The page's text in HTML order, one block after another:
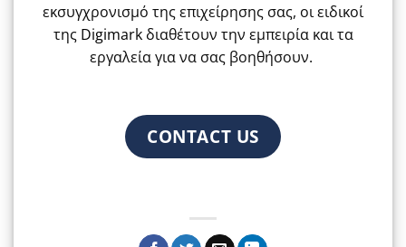
εκσυγχρονισμό της επιχείρησης σας, οι ειδικοί
της Digimark διαθέτουν την εμπειρία και τα
εργαλεία για να σας βοηθήσουν.
CONTACT US